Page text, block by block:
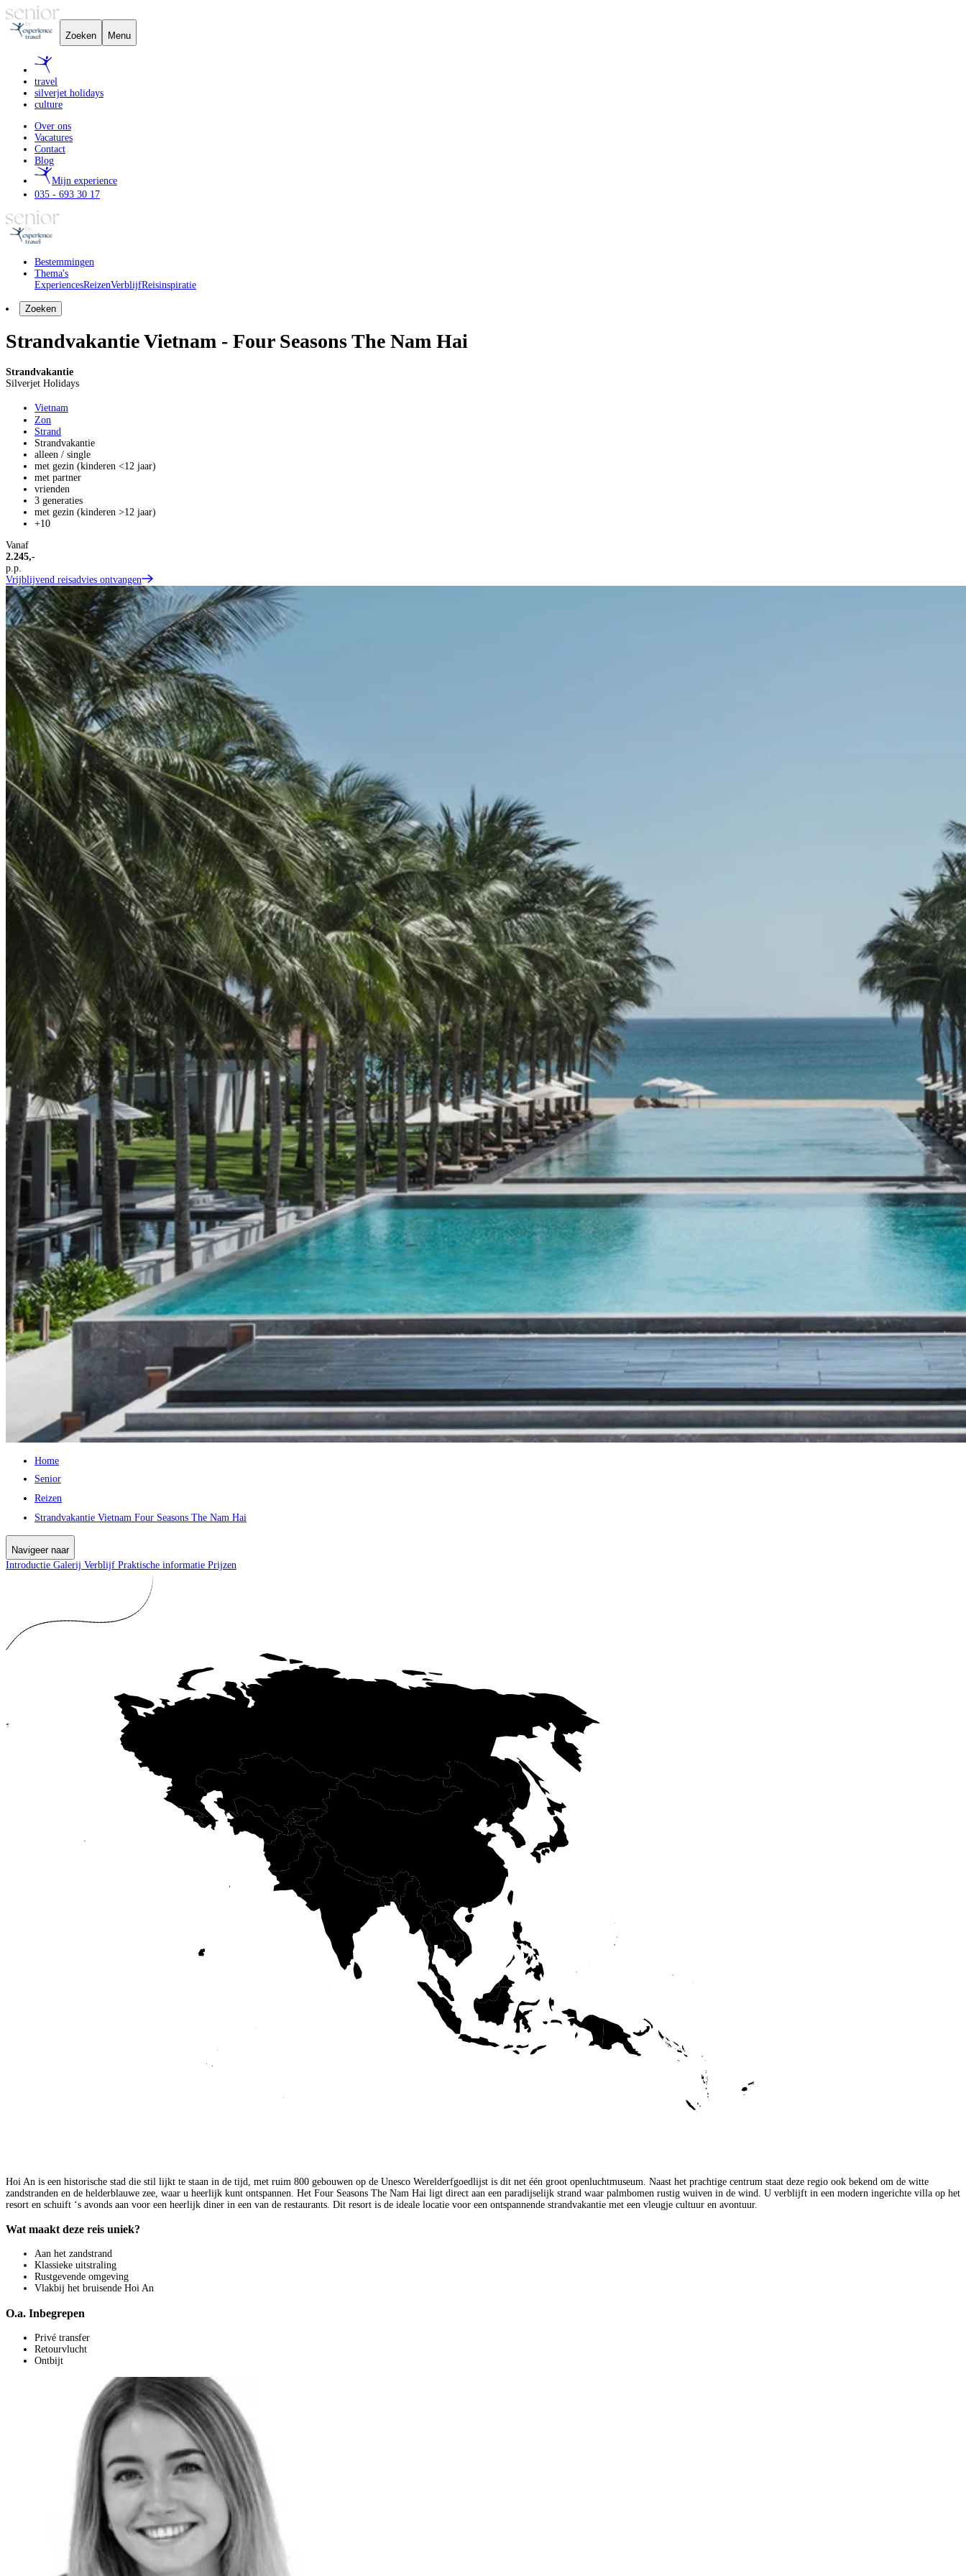
Zoeken Menu
travel
silverjet holidays
culture
Over ons
Vacatures
Contact
Blog
Mijn experience
035 - 693 30 17
Bestemmingen
Thema's
ExperiencesReizenVerblijfReisinspiratie
Zoeken
Strandvakantie Vietnam - Four Seasons The Nam Hai
Strandvakantie
Silverjet Holidays
Vietnam
Zon
Strand
Strandvakantie
alleen / single
met gezin (kinderen <12 jaar)
met partner
vrienden
3 generaties
met gezin (kinderen >12 jaar)
+10
Vanaf
2.245,-
p.p.
Vrijblijvend reisadvies ontvangen
Home
Senior
Reizen
Strandvakantie Vietnam Four Seasons The Nam Hai
Navigeer naar
Introductie Galerij Verblijf Praktische informatie Prijzen
Hoi An is een historische stad die stil lijkt te staan in de tijd, met ruim 800 gebouwen op de Unesco Werelderfgoedlijst is dit net één groot openluchtmuseum. Naast het prachtige centrum staat deze regio ook bekend om de witte
zandstranden en de helderblauwe zee, waar u heerlijk kunt ontspannen. Het Four Seasons The Nam Hai ligt direct aan een paradijselijk strand waar palmbomen rustig wuiven in de wind. U verblijft in een modern ingerichte villa op het
resort en schuift ‘s avonds aan voor een heerlijk diner in een van de restaurants. Dit resort is de ideale locatie voor een ontspannende strandvakantie met een vleugje cultuur en avontuur.
Wat maakt deze reis uniek?
Aan het zandstrand
Klassieke uitstraling
Rustgevende omgeving
Vlakbij het bruisende Hoi An
O.a. Inbegrepen
Privé transfer
Retourvlucht
Ontbijt